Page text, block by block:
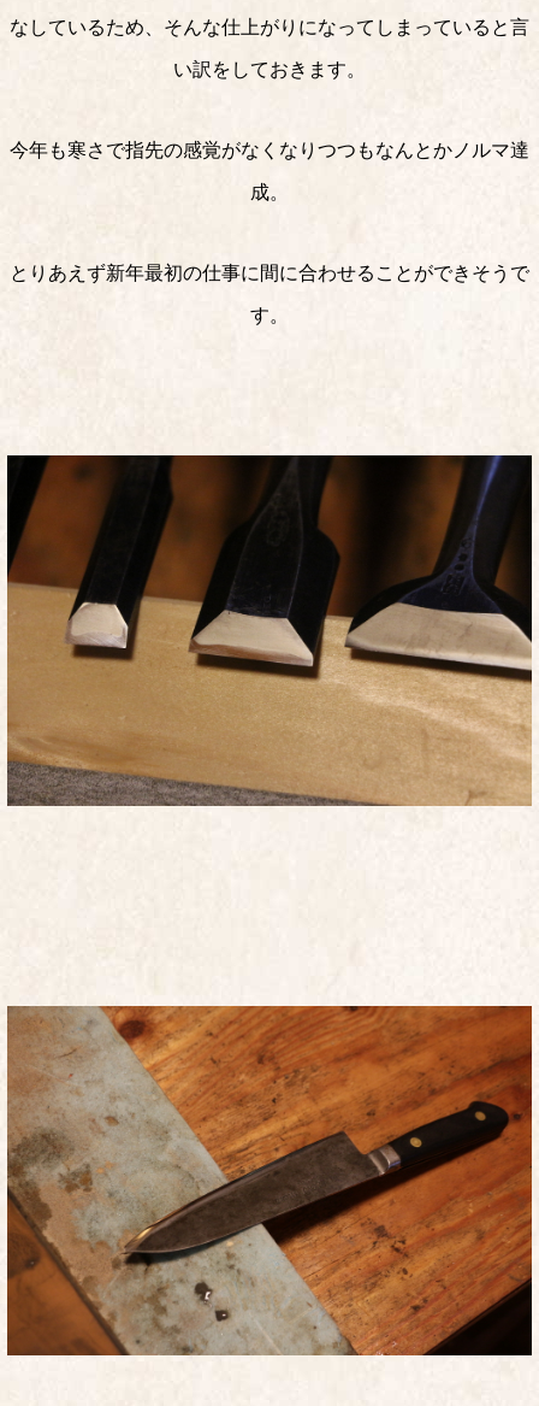
なしているため、そんな仕上がりになってしまっていると言
い訳をしておきます。
今年も寒さで指先の感覚がなくなりつつもなんとかノルマ達
成。
とりあえず新年最初の仕事に間に合わせることができそうで
す。